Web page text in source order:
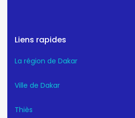
Liens rapides
La région de Dakar
Ville de Dakar
Thiès